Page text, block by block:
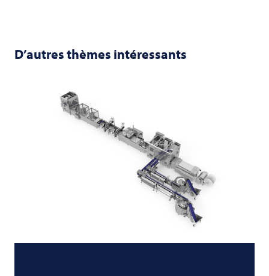
D’autres thèmes intéressants